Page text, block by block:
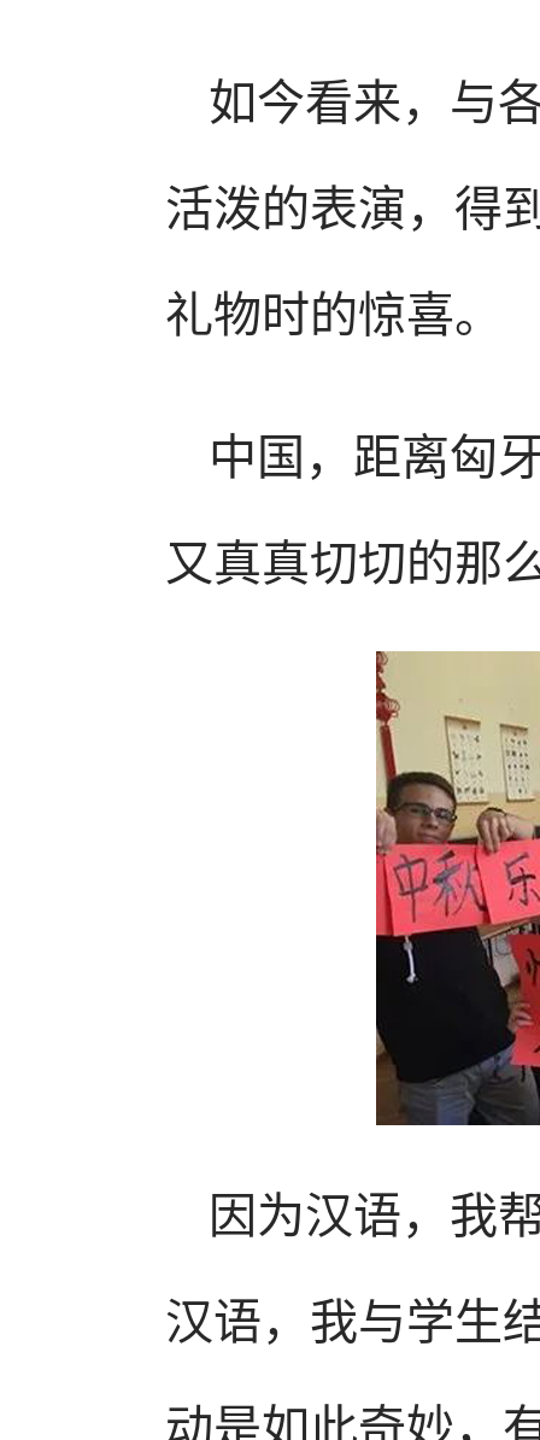
如今看来，与
活泼的表演，得
礼物时的惊喜。
中国，距离匈
又真真切切的那
因为汉语，我
汉语，我与学生
动是如此奇妙，